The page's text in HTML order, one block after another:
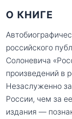
О КНИГЕ
российского
Солоневича
произведений в
Незаслуженно
России, чем за
издания —